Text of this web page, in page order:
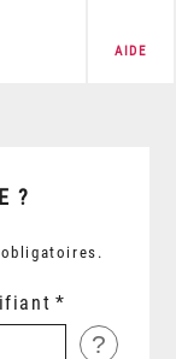
AIDE
?
?